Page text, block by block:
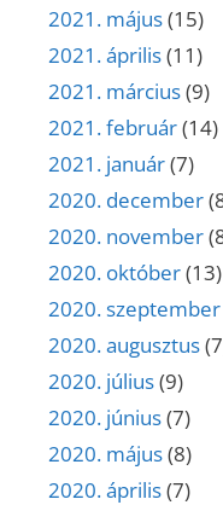
2021. május(15)
2021. április(11)
2021. március(9)
2021. február(14)
2021. január(7)
2020. december
2020. november
2020. október(13)
2020. szeptember
2020. augusztus
2020. július(9)
2020. június(7)
2020. május(8)
2020. április(7)